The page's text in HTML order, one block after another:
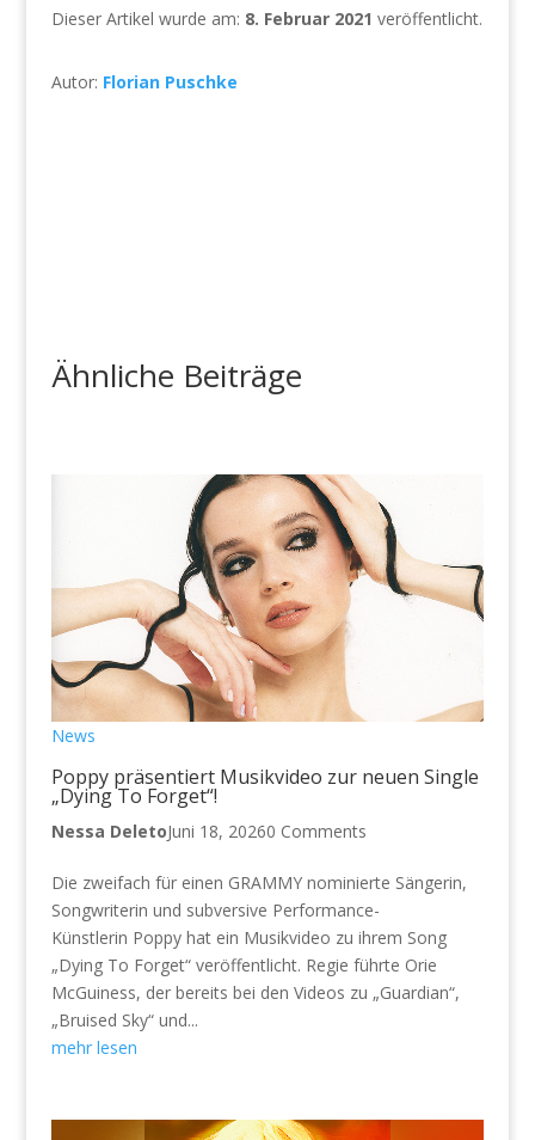
Dieser Artikel wurde am: 8. Februar 2021 veröffentlicht.
Autor: Florian Puschke
Ähnliche Beiträge
News
Poppy präsentiert Musikvideo zur neuen Single
„Dying To Forget“!
Nessa DeletoJuni 18, 20260 Comments
Die zweifach für einen GRAMMY nominierte Sängerin,
Songwriterin und subversive Performance-
Künstlerin Poppy hat ein Musikvideo zu ihrem Song
„Dying To Forget“ veröffentlicht. Regie führte Orie
McGuiness, der bereits bei den Videos zu „Guardian“,
„Bruised Sky“ und...
mehr lesen